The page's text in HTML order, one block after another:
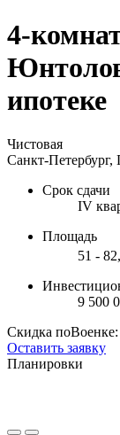
4-
ипотеке
Чистовая
Санкт-
Срок сдачи
IV
Площадь
51 -
9 500
Скидка поВоенке:
Оставить заявку
Планировки